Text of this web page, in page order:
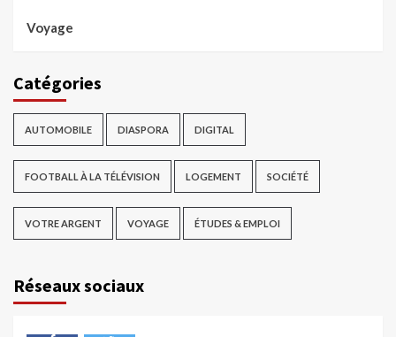
Voyage
Catégories
AUTOMOBILE DIASPORA DIGITAL
FOOTBALL À LA TÉLÉVISION LOGEMENT SOCIÉTÉ
VOTRE ARGENT VOYAGE ÉTUDES & EMPLOI
Réseaux sociaux